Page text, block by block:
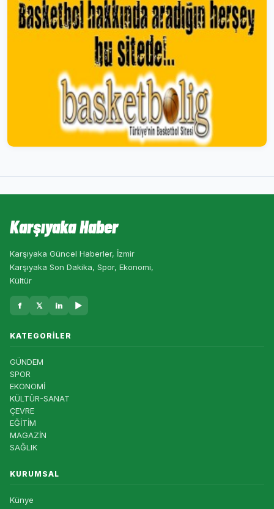
Karşıyaka Haber
Karşıyaka Güncel Haberler, İzmir
Karşıyaka Son Dakika, Spor, Ekonomi,
Kültür
f 𝕏 in ▶
KATEGORILER
GÜNDEM
SPOR
EKONOMİ
KÜLTÜR-SANAT
ÇEVRE
EĞİTİM
MAGAZİN
SAĞLIK
KURUMSAL
Künye